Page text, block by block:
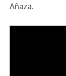
Añaza.